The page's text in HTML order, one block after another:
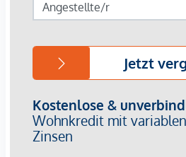
Die 3-Zimmer-Wohnung befindet
und bietet eine Wohnfläche von
36 m². Die Raumaufteilung gliedert
Abstellniesche (ca. 2 m²)
WC (ca. 1 m²)
1. Schlafzimmer mit Zugang